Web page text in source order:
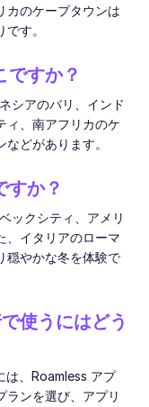
カのケープタウンは
す。
ですか？
シアのバリ、インド
ィ、南アフリカのケ
どがあります。
すか？
ックシティ、アメリ
、イタリアのローマ
穏やかな冬を体験で
使うにはどう
は、Roamless アプ
ランを選び、アプリ